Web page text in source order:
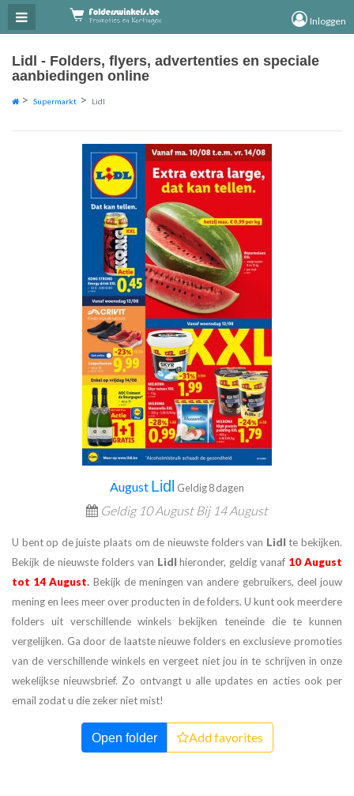
Inloggen
Lidl - Folders, flyers, advertenties en speciale
aanbiedingen online
Supermarkt Lidl
August Lidl Geldig 8 dagen
Geldig 10 August Bij 14 August
U bent op de juiste plaats om de nieuwste folders van Lidlte bekijken.
Bekijk de nieuwste folders van Lidlhieronder, geldig vanaf 10 August
tot 14 August. Bekijk de meningen van andere gebruikers, deel jouw
mening en lees meer over producten in de folders. U kunt ook meerdere
folders uit verschillende winkels bekijken teneinde die te kunnen
vergelijken. Ga door de laatste nieuwe folders en exclusieve promoties
van de verschillende winkels en vergeet niet jou in te schrijven in onze
wekelijkse nieuwsbrief. Zo ontvangt u alle updates en acties ook per
email zodat u die zeker niet mist!
Open folder Add favorites